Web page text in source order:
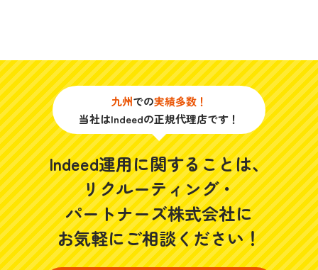
九州での実績多数！
当社はIndeedの正規代理店です！
Indeed運用に関することは、
リクルーティング・
パートナーズ株式会社に
お気軽にご相談ください！